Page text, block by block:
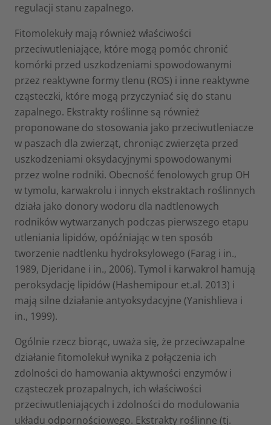
regulacji stanu zapalnego.
Fitomolekuły mają również właściwości
przeciwutleniające, które mogą pomóc chronić
komórki przed uszkodzeniami spowodowanymi
przez reaktywne formy tlenu (ROS) i inne reaktywne
cząsteczki, które mogą przyczyniać się do stanu
zapalnego. Ekstrakty roślinne są również
proponowane do stosowania jako przeciwutleniacze
w paszach dla zwierząt, chroniąc zwierzęta przed
uszkodzeniami oksydacyjnymi spowodowanymi
przez wolne rodniki. Obecność fenolowych grup OH
w tymolu, karwakrolu i innych ekstraktach roślinnych
działa jako donory wodoru dla nadtlenowych
rodników wytwarzanych podczas pierwszego etapu
utleniania lipidów, opóźniając w ten sposób
tworzenie nadtlenku hydroksylowego (Farag i in.,
1989, Djeridane i in., 2006). Tymol i karwakrol hamują
peroksydację lipidów (Hashemipour et.al. 2013) i
mają silne działanie antyoksydacyjne (Yanishlieva i
in., 1999).
Ogólnie rzecz biorąc, uważa się, że przeciwzapalne
działanie fitomolekuł wynika z połączenia ich
zdolności do hamowania aktywności enzymów i
cząsteczek prozapalnych, ich właściwości
przeciwutleniających i zdolności do modulowania
układu odpornościowego. Ekstrakty roślinne (tj.